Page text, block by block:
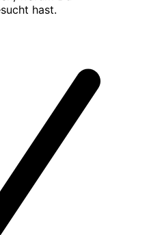
hast.